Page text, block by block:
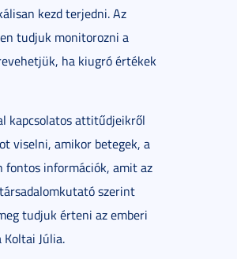
kezd terjedni. Az
tudjuk monitorozni a
ha kiugró értékek
kapcsolatos attitűdjeikről
viselni, amikor betegek, a
fontos információk, amit az
szerint
tudjuk érteni az emberi
Júlia.